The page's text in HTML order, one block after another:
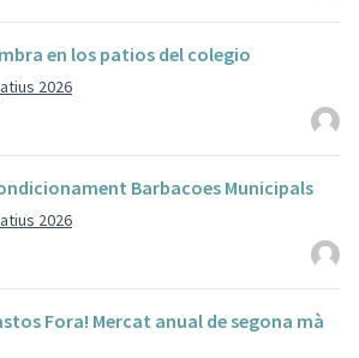
en los patios del colegio
2026
Barbacoes Municipals
2026
Fora! Mercat anual de segona mà